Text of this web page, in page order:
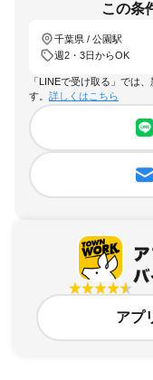
この条
千葉県 / 公園駅
週2・3日からOK
「LINEで受け取る」では
す。 詳しくはこちら
アプ